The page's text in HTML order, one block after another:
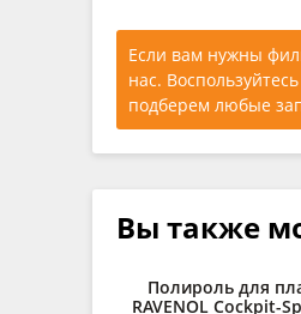
Если вам нужны
нас. Воспользуйтесь
подберем любые
Вы также
Полироль для
RAVENOL Cockpit-